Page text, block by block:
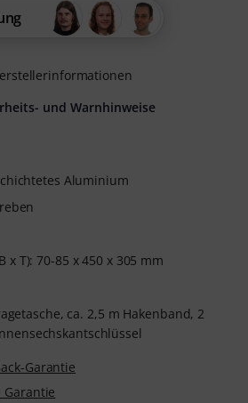
Aluminium
x T): 70-85 x 450 x 305 mm
ca. 2,5 m Hakenband, 2
Garantie
Garantie
und Warnhinweise